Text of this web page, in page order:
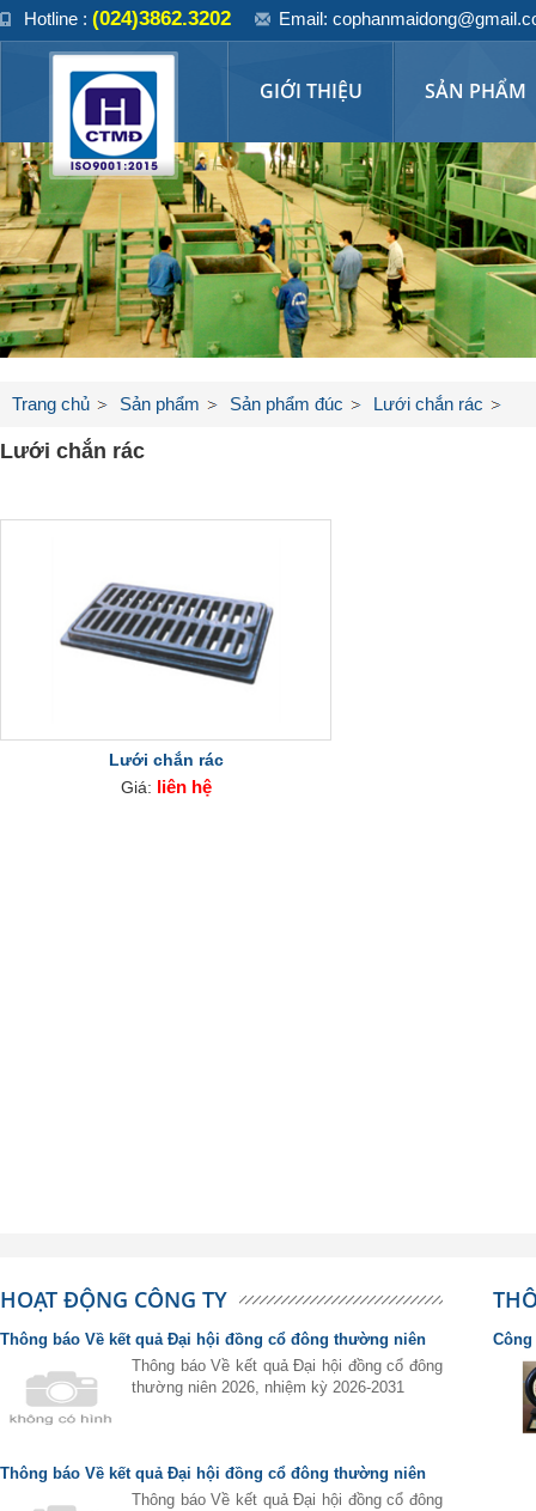
GIỚI THIỆU SẢN PHẨM
Trang chủ Sản phẩm Sản phẩm đúc Lưới chắn rác
Lưới chắn rác
Lưới chắn rác
Giá: liên hệ
Hotline : (024)3862.3202 Email:
HOẠT ĐỘNG CÔNG TY
Thông báo Về kết quả Đại hội đồng cổ đông thường niên
2026, nhiệm kỳ 2026-2031Thông báo Về kết quả Đại hội đồng cổ đông
thường niên 2026, nhiệm kỳ 2026-2031
Thông báo Về kết quả Đại hội đồng cổ đông thường niên
2025, nhiệm kỳ 2021-2025Thông báo Về kết quả Đại hội đồng cổ đông
Công
Sản